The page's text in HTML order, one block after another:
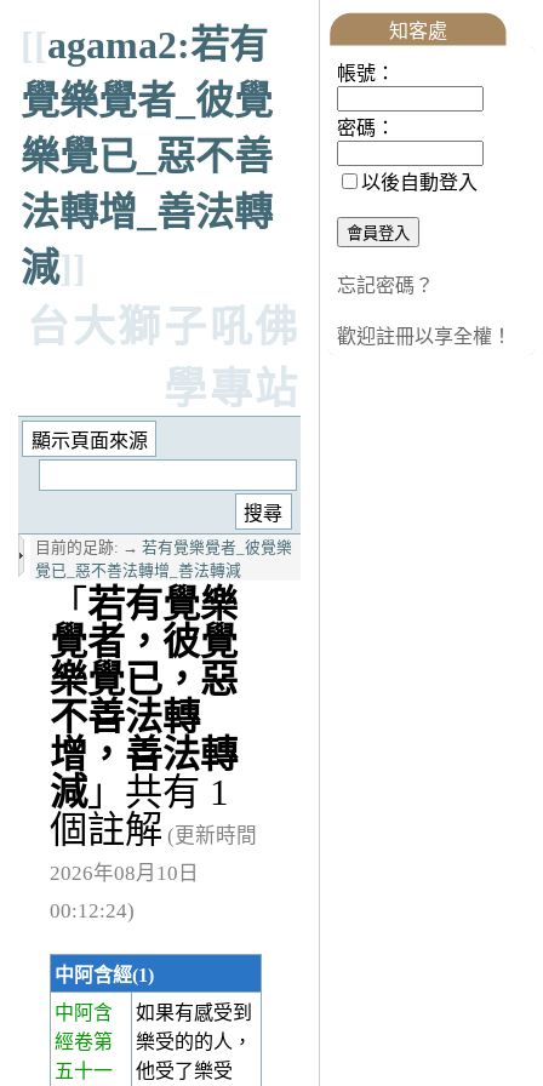
[[agama2:若有
覺樂覺者_彼覺
樂覺已_惡不善
法轉增_善法轉
減]]
台大獅子吼佛
學專站
目前的足跡: → 若有覺樂覺者_彼覺樂
覺已_惡不善法轉增_善法轉減
「 若有覺樂
覺者，彼覺
樂覺已，惡
不善法轉
增，善法轉
減」共有 1
個註解 (更新時間
2026年08月10日
00:12:24)
中阿含經(1)
中阿含
經卷第
五十一
如果有感受到
樂受的的人，
他受了樂受
知客處
帳號：
密碼：
以後自動登入
忘記密碼？
歡迎註冊以享全權！